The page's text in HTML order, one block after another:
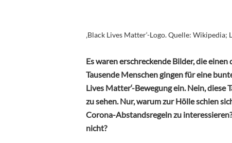
‚Black Lives Matter‘-Logo. Quelle: Wikipedia;
Es waren erschreckende Bilder, die
Tausende Menschen gingen für eine
Lives Matter‘-Bewegung ein. Nein,
zu sehen. Nur, warum zur Hölle schien
Corona-Abstandsregeln zu
nicht?